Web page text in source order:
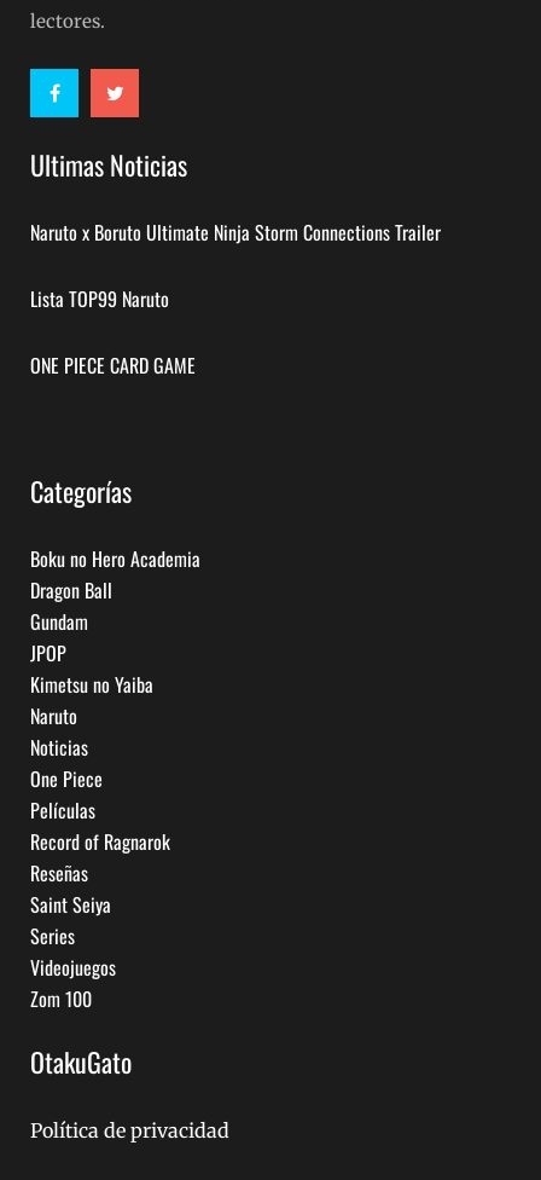
lectores.
Ultimas Noticias
Naruto x Boruto Ultimate Ninja Storm Connections Trailer
Lista TOP99 Naruto
ONE PIECE CARD GAME
Categorías
Boku no Hero Academia
Dragon Ball
Gundam
JPOP
Kimetsu no Yaiba
Naruto
Noticias
One Piece
Películas
Record of Ragnarok
Reseñas
Saint Seiya
Series
Videojuegos
Zom 100
OtakuGato
Política de privacidad